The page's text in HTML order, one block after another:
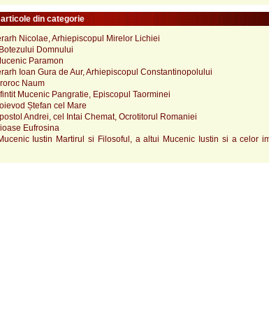
din categorie
Nicolae, Arhiepiscopul Mirelor Lichiei
Domnului
Paramon
Ioan Gura de Aur, Arhiepiscopul Constantinopolului
Naum
Mucenic Pangratie, Episcopul Taorminei
Ștefan cel Mare
Andrei, cel Intai Chemat, Ocrotitorul Romaniei
Eufrosina
Iustin Martirul si Filosoful, a altui Mucenic Iustin si a celor